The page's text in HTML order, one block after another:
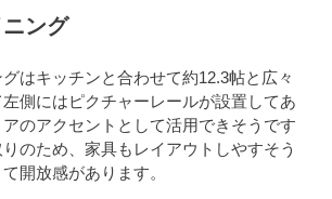
ング
はキッチンと合わせて約12.3帖と広々
側にはピクチャーレールが設置してあ
のアクセントとして活用できそうです
のため、家具もレイアウトしやすそう
開放感があります。